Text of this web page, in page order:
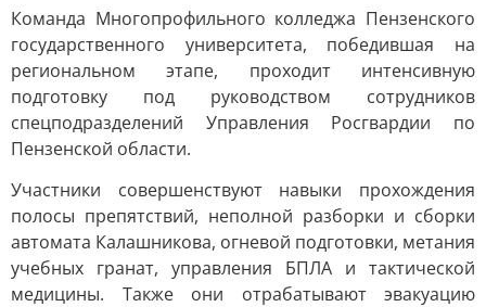
Команда Многопрофильного колледжа Пензенского
государственного университета, победившая на
региональном этапе, проходит интенсивную
подготовку под руководством сотрудников
спецподразделений Управления Росгвардии по
Пензенской области.
Участники совершенствуют навыки прохождения
полосы препятствий, неполной разборки и сборки
автомата Калашникова, огневой подготовки, метания
учебных гранат, управления БПЛА и тактической
медицины. Также они отрабатывают эвакуацию